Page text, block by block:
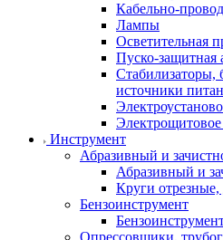
Кабельно-
Лампы
Осветительная
Пуско-защитная
Стабилизаторы,
источники
Инструмент
Абразивный и
Абразивный и
Круги отрезные,
Бензоинструмент
Опрессовщики,